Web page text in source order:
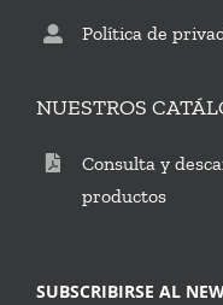
Política de
NUESTROS
Consulta y
productos
SUBSCRIBIRSE AL